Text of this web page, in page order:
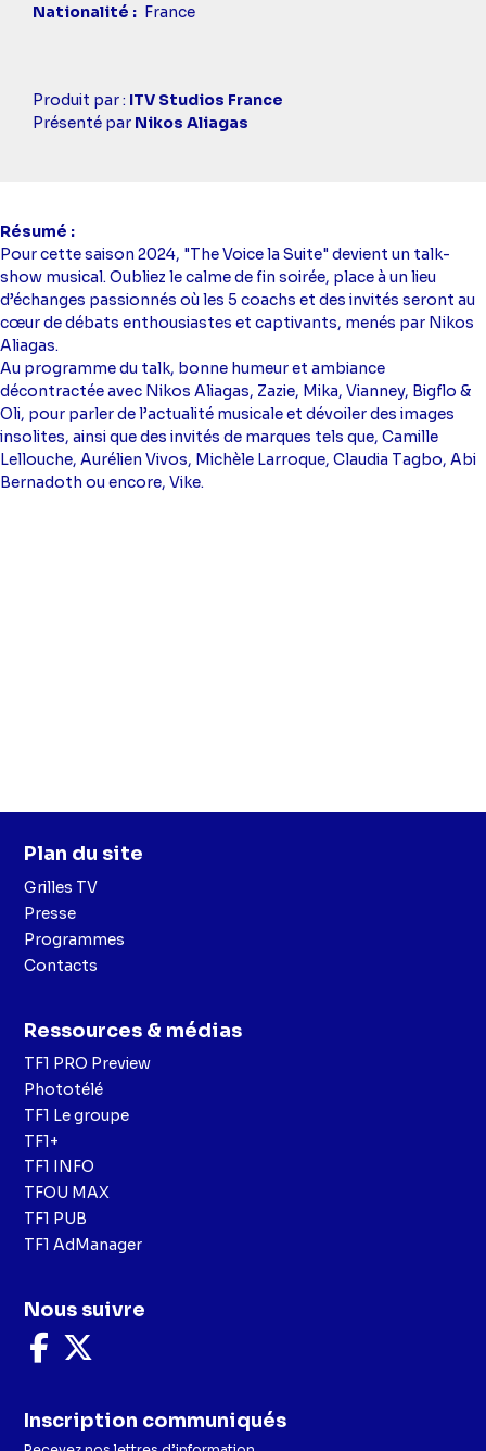
Nationalité
France
Casting
simba
Produit par : ITV Studios France
Présenté par Nikos Aliagas
Résumé
Pour cette saison 2024, "The Voice la Suite" devient un talk-
show musical. Oubliez le calme de fin soirée, place à un lieu
d’échanges passionnés où les 5 coachs et des invités seront au
cœur de débats enthousiastes et captivants, menés par Nikos
Aliagas.
Au programme du talk, bonne humeur et ambiance
décontractée avec Nikos Aliagas, Zazie, Mika, Vianney, Bigflo &
Oli, pour parler de l’actualité musicale et dévoiler des images
insolites, ainsi que des invités de marques tels que, Camille
Lellouche, Aurélien Vivos, Michèle Larroque, Claudia Tagbo, Abi
Bernadoth ou encore, Vike.
Plan du site
Grilles TV
Presse
Programmes
Contacts
Ressources & médias
TF1 PRO Preview
Phototélé
TF1 Le groupe
TF1+
TF1 INFO
TFOU MAX
TF1 PUB
TF1 AdManager
Nous suivre
Nous
suivre
Facebook
X
Inscription communiqués